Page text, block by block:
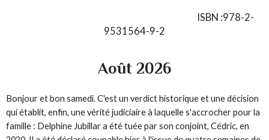
ISBN :978-2-
9531564-9-2
Août 2026
Bonjour et bon samedi. C'est un verdict historique et une décision
qui établit, enfin, une vérité judiciaire à laquelle s'accrocher pour la
famille : Delphine Jubillar a été tuée par son conjoint, Cédric, en